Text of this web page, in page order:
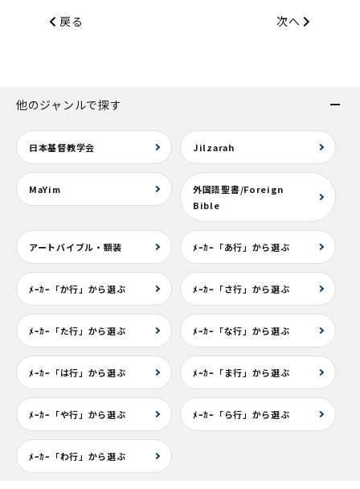
戻る 次へ
他のジャンルで探す
日本基督教学会 Jilzarah
MaYim
外国語聖書/Foreign
Bible
アートバイブル・額装 ﾒｰｶｰ「あ行」から選ぶ
ﾒｰｶｰ「か行」から選ぶ ﾒｰｶｰ「さ行」から選ぶ
ﾒｰｶｰ「た行」から選ぶ ﾒｰｶｰ「な行」から選ぶ
ﾒｰｶｰ「は行」から選ぶ ﾒｰｶｰ「ま行」から選ぶ
ﾒｰｶｰ「や行」から選ぶ ﾒｰｶｰ「ら行」から選ぶ
ﾒｰｶｰ「わ行」から選ぶ